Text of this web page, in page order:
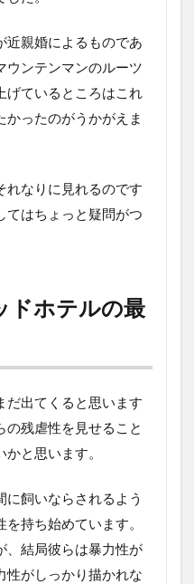
近親婚によるものであ
ウンテンマンのルーツ
げているところはこれ
かったのがうかがえま
れなりに見れるのです
てはちょっと疑問がつ
ホテルの最
だ出てくると思います
の残虐性を見せること
と思います。
飼いならされるよう
持ち始めています。
、結局彼らは暴力性が
性がしっかり描かれな